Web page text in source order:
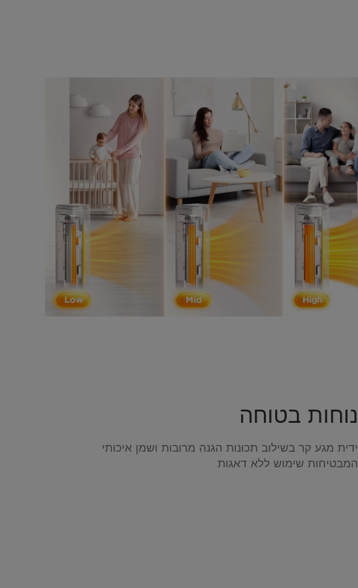
נוחות בטוחה
ידית מגע קר בשילוב תכונות הגנה מרובות ושמן איכותי
המבטיחות שימוש ללא דאגות